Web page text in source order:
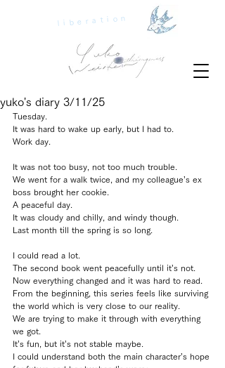
liberation
yuko's diary 3/11/25
Tuesday.
It was hard to wake up early, but I had to.
Work day.
It was not too busy, not too much trouble.
We went for a walk twice, and my colleague’s ex
boss brought her cookie.
A peaceful day.
It was cloudy and chilly, and windy though.
Last month till the spring is so long.
I could read a lot.
The second book went peacefully until it’s not.
Now everything changed and it was hard to read.
From the beginning, this series feels like surviving
the world which is very close to our reality.
We are trying to make it through with everything
we got.
It’s fun, but it’s not stable maybe.
I could understand both the main character’s hope